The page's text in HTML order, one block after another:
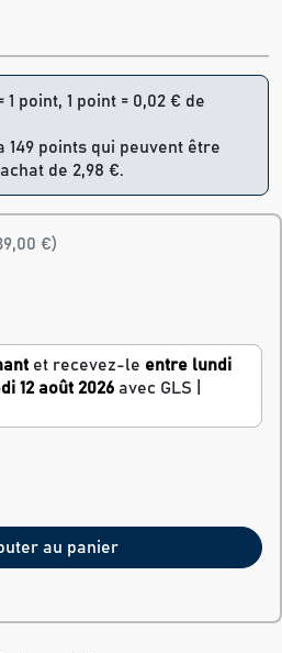
1 point, 1 point = 0,02 € de
points qui peuvent être
de 2,98 €.
€)
et recevez-le entre lundi
12 août 2026 avec GLS |
au panier